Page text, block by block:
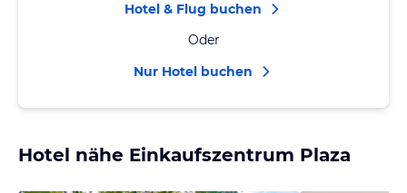
Hotel & Flug buchen
Oder
Nur Hotel buchen
Hotel nähe Einkaufszentrum Plaza